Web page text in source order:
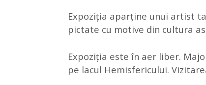
Expoziția aparține unui artist
pictate cu motive din cultura
Expoziția este în aer liber.
pe lacul Hemisfericului.